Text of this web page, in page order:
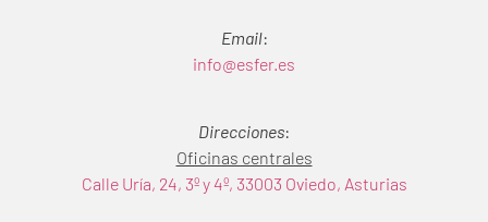
Email:
info@esfer.es
Direcciones:
Oficinas centrales
Calle Uría, 24, 3º y 4º, 33003 Oviedo, Asturias